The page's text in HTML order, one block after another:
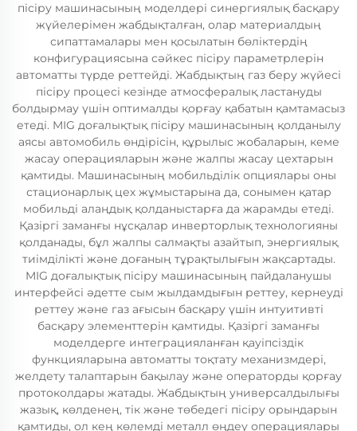
пісіру машинасының моделдері синергиялық басқару
жүйелерімен жабдықталған, олар материалдың
сипаттамалары мен қосылатын бөліктердің
конфигурациясына сәйкес пісіру параметрлерін
автоматты түрде реттейді. Жабдықтың газ беру жүйесі
пісіру процесі кезінде атмосфералық ластануды
болдырмау үшін оптималды қорғау қабатын қамтамасыз
етеді. MIG доғалықтық пісіру машинасының қолданылу
аясы автомобиль өндірісін, құрылыс жобаларын, кеме
жасау операцияларын және жалпы жасау цехтарын
қамтиды. Машинасының мобильділік опциялары оны
стационарлық цех жұмыстарына да, сонымен қатар
мобильді алаңдық қолданыстарға да жарамды етеді.
Қазіргі заманғы нұсқалар инверторлық технологияны
қолданады, бұл жалпы салмақты азайтып, энергиялық
тиімділікті және доғаның тұрақтылығын жақсартады.
MIG доғалықтық пісіру машинасының пайдаланушы
интерфейсі әдетте сым жылдамдығын реттеу, кернеуді
реттеу және газ ағысын басқару үшін интуитивті
басқару элементтерін қамтиды. Қазіргі заманғы
моделдерге интеграцияланған қауіпсіздік
функцияларына автоматты тоқтату механизмдері,
желдету талаптарын бақылау және операторды қорғау
протоколдары жатады. Жабдықтың универсалдылығы
жазық, көлденең, тік және төбедегі пісіру орындарын
қамтиды, ол кең көлемді металл өңдеу операциялары